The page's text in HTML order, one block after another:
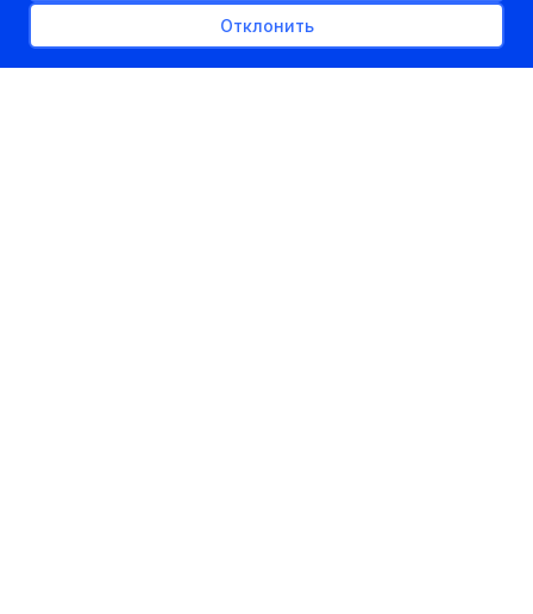
Отклонить